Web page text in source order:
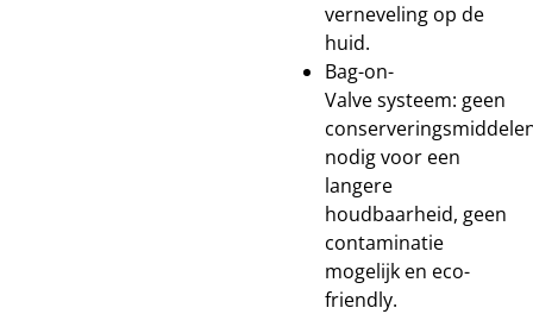
verneveling op de
huid.
Bag-on-
Valve systeem: geen
nodig voor een
langere
houdbaarheid, geen
contaminatie
mogelijk en eco-
friendly.